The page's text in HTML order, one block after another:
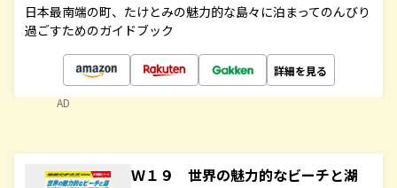
日本最南端の町、たけとみの魅力的な島々に泊まってのんびり
過ごすためのガイドブック
詳細を見る
AD
Ｗ１９ 世界の魅力的なビーチと湖